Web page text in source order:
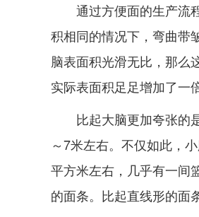
通过方便面的生产流
积相同的情况下，弯曲带
脑表面积光滑无比，那么
实际表面积足足增加了一
比起大脑更加夸张的
～7米左右。不仅如此，
平方米左右，几乎有一间
的面条。比起直线形的面